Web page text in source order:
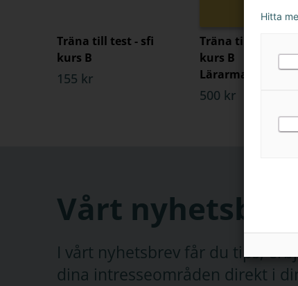
Träna till test - sfi
kurs B
155 kr
Träna till test - sfi
kurs B
Lärarmaterial
500 kr
Vårt nyhetsbrev
I vårt nyhetsbrev får du tips,
dina intresseområden direkt i
Hitta